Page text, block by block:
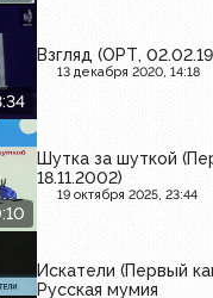
Взгляд (ОРТ,
13 декабря 2020, 14:18
Шутка за шуткой
18.11.2002)
19 октября 2025, 23:44
Искатели (Первый
Русская мумия